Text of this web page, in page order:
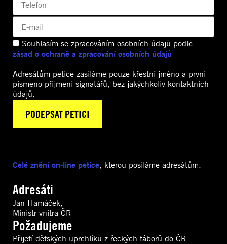
Souhlasím se zpracováním osobních údajů podle
zásad o ochraně a zpracování osobních údajů
Adresátům petice zasíláme pouze křestní jméno a první
písmeno příjmení signatářů, bez jakýchkoliv kontaktních
údajů.
Celé znění on-line petice, kterou posíláme adresátům.
Adresáti
Jan Hamáček,
Ministr vnitra ČR
Požadujeme
Přijetí dětských uprchlíků z řeckých táborů do ČR